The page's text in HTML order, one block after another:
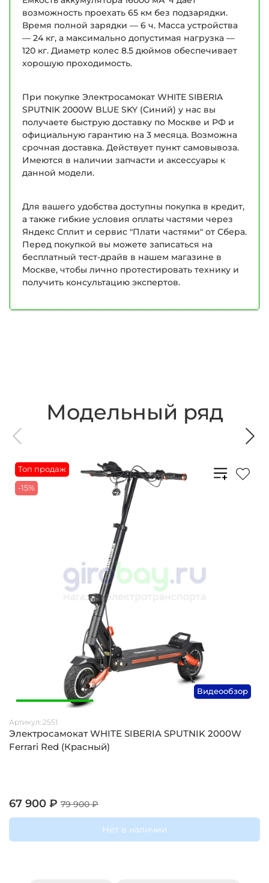
возможность проехать 65 км без подзарядки.
Время полной зарядки — 6 ч. Масса устройства
— 24 кг, а максимально допустимая нагрузка —
120 кг. Диаметр колес 8.5 дюймов обеспечивает
хорошую проходимость.
При покупке Электросамокат WHITE SIBERIA
SPUTNIK 2000W BLUE SKY (Синий) у нас вы
получаете быструю доставку по Москве и РФ и
официальную гарантию на 3 месяца. Возможна
срочная доставка. Действует пункт самовывоза.
Имеются в наличии запчасти и аксессуары к
данной модели.
Для вашего удобства доступны покупка в кредит,
а также гибкие условия оплаты частями через
Яндекс Сплит и сервис "Плати частями" от Сбера.
Перед покупкой вы можете записаться на
бесплатный тест-драйв в нашем магазине в
Москве, чтобы лично протестировать технику и
получить консультацию экспертов.
Модельный ряд
Топ продаж
-15%
Видеообзор
Артикул: 2551
Электросамокат WHITE SIBERIA SPUTNIK 2000W
Ferrari Red (Красный)
67 900 ₽ 79 900 ₽
Нет в наличии